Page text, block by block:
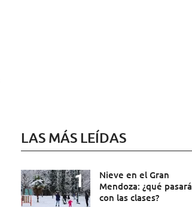
LAS MÁS LEÍDAS
Nieve en el Gran
Mendoza: ¿qué pasará
con las clases?